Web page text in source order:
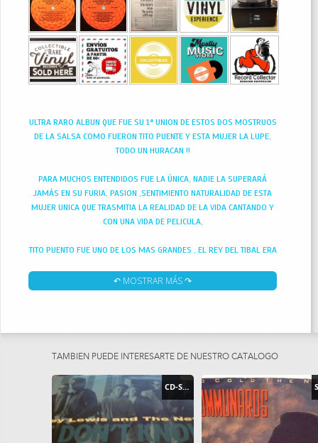
ULTRA RARO ALBUN QUE FUE SU 1ª UNION DE ESTOS DOS MOSTRUOS
DE LA SALSA COMO FUERON TITO PUENTE Y ESTA MUJER LA LUPE,
TODO UN HURACAN !!
PARA MUCHOS ENTENDIDOS FUE LA ÚNICA, NADIE LA SUPERARÁ
JAMÁS EN SU FURIA, PASION ,SENTIMIENTO NATURALIDAD DE ESTA
MUJER UNICA QUE TRASMITIA LA REALIDAD DE LA VIDA CANTANDO Y
CON UNA VIDA DE PELICULA,
TITO PUENTO FUE UNO DE LOS MAS GRANDES , EL REY DEL TIBAL ERA
DESARROLLO COMO POCOS EL JAZZ AFROCUBANO, EL JAZZ LATINO,
O LA SALSA.
FUE UNA SINGULAR INTÉRPRETE CUBANA DE RENOMBRE
MUY RARA Y ESTUPENDA 1ª EDIC. ORIGINAL USA EDITADA POR EL
SELLO TICO RECORDS.
PRECIOSA CARPETA, ASOLUTA JOYA EN GRAN ESTADO PARA ESTA
↶ MOSTRAR MÁS ↷
TAMBIEN PUEDE INTERESARTE DE NUESTRO CATÁLOGO
CD-SINGLE